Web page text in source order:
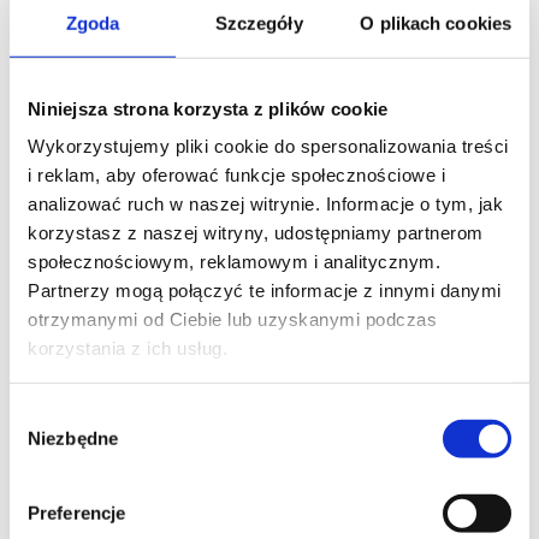
Zgoda Szczegóły O plikach cookies
Niniejsza strona korzysta z plików cookie
Wykorzystujemy pliki cookie do spersonalizowania treści
i reklam, aby oferować funkcje społecznościowe i
analizować ruch w naszej witrynie. Informacje o tym, jak
korzystasz z naszej witryny, udostępniamy partnerom
społecznościowym, reklamowym i analitycznym.
Partnerzy mogą połączyć te informacje z innymi danymi
otrzymanymi od Ciebie lub uzyskanymi podczas
korzystania z ich usług.
zgody
Niezbędne
Preferencje
realizacja zamówień produktów
cyfrowych (np. ebooki, nuty),
(Patronite, Suppi, Tipply),
wysyłka newslettera i treści
marketingowych (na podstawie
zgody),
marketing i remarketing (np.
Google, Facebook),
prowadzenie statystyk (Google
Analytics),
wyświetlanie multimediów
(YouTube, TikTok, Instagram),
§6 Podstawy prawne
przetwarzania
Użytkownika (np. newsletter,